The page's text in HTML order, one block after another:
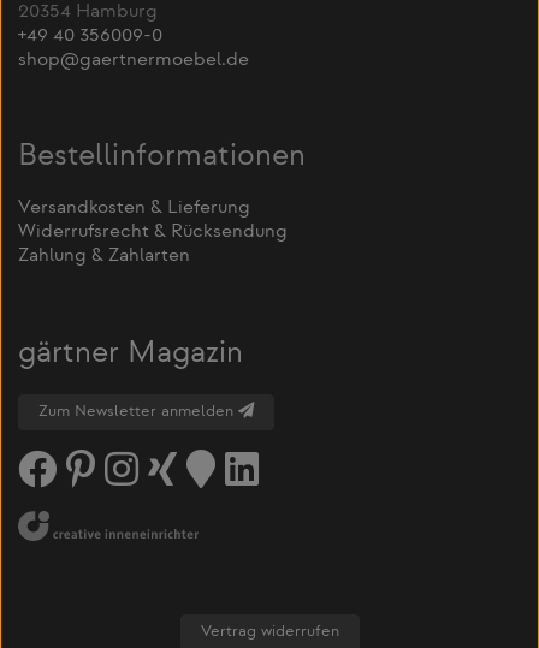
20354 Hamburg
+49 40 356009-0
shop@gaertnermoebel.de
Bestellinformationen
Versandkosten & Lieferung
Widerrufsrecht & Rücksendung
Zahlung & Zahlarten
gärtner Magazin
Zum Newsletter anmelden
Vertrag widerrufen